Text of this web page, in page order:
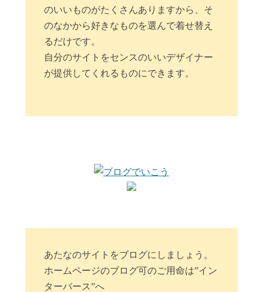
のいいものがたくさんありますから、そ
のなかから好きなものを選んで着せ替え
るだけです。
自分のサイトをセンスのいいデザイナー
が提供してくれるものにできます。
あたなのサイトをブログにしましょう。
ホームページのブログ可のご用命は”イン
ターバース”へ